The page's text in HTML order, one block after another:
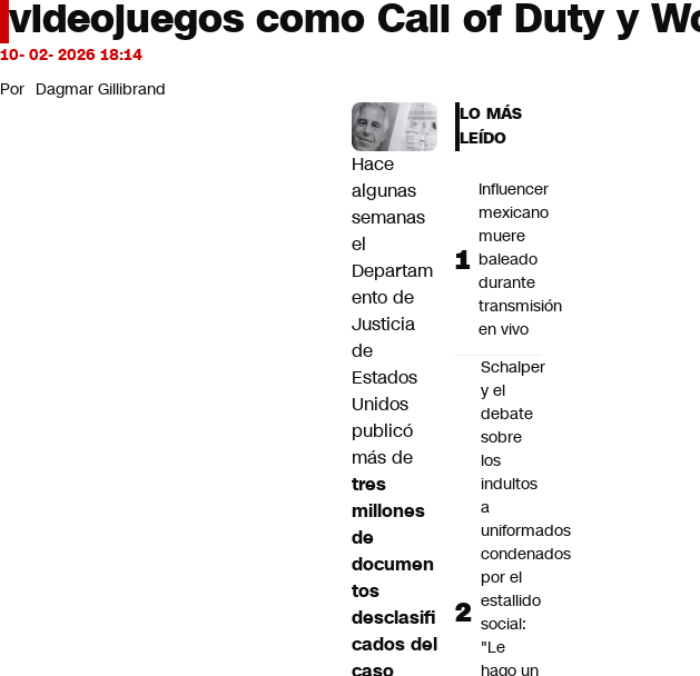
Cultura
Servicios
Bits
CNN Data
videojuegos como Call of Duty y
10- 02- 2026 18:14
Por Dagmar Gillibrand
Hace
algunas
semanas
el
Departam
ento de
Justicia
de
Estados
Unidos
publicó
más de
tres
millones
de
documen
tos
desclasifi
cados del
caso
LO MÁS
LEÍDO
Influencer
mexicano
muere
baleado
durante
transmisión
en vivo
Schalper
y el
debate
sobre
los
indultos
a
uniformados
condenados
por el
estallido
social:
"Le
hago un